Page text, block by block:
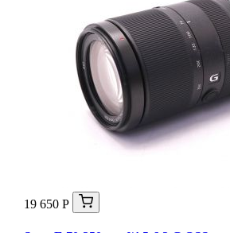
19 650 Р